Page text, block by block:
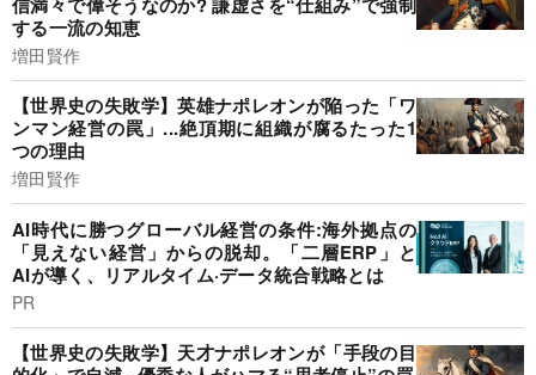
する一流の知恵
増田賢作
【世界史の失敗学】英雄ナポレオンが陥った「ワ
ンマン経営の罠」...絶頂期に組織が腐るたった1
つの理由
増田賢作
AI時代に勝つグローバル経営の条件:海外拠点の
「見えない経営」からの脱却。「二層ERP」と
AIが導く、リアルタイム·データ統合戦略とは
PR
【世界史の失敗学】天才ナポレオンが「手段の目